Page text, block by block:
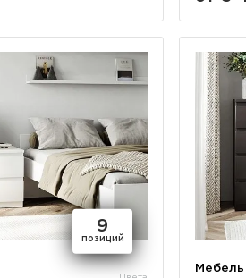
9
позиций